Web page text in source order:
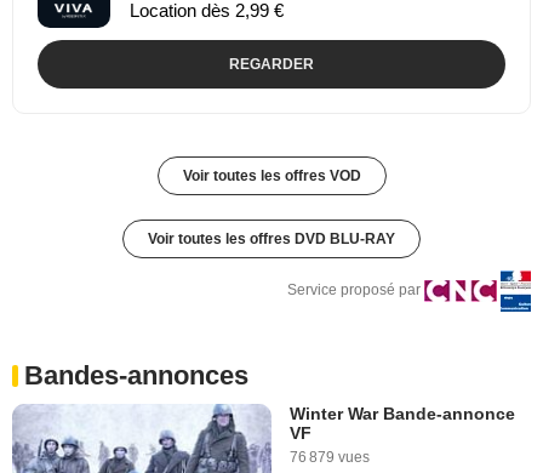
Location dès 2,99 €
REGARDER
Voir toutes les offres VOD
Voir toutes les offres DVD BLU-RAY
Service proposé par
Bandes-annonces
Winter War Bande-annonce
VF
76 879 vues